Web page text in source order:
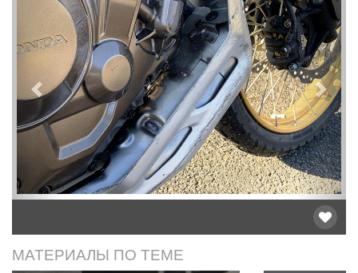
Предыдущий
МАТЕРИАЛЫ ПО ТЕМЕ